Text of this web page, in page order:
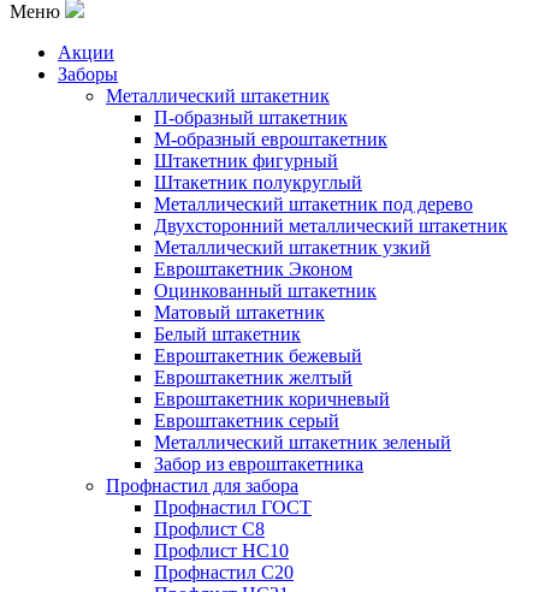
Меню
Акции
Заборы
Металлический штакетник
П-образный штакетник
М-образный евроштакетник
Штакетник фигурный
Штакетник полукруглый
Металлический штакетник под дерево
Двухсторонний металлический штакетник
Металлический штакетник узкий
Евроштакетник Эконом
Оцинкованный штакетник
Матовый штакетник
Белый штакетник
Евроштакетник бежевый
Евроштакетник желтый
Евроштакетник коричневый
Евроштакетник серый
Металлический штакетник зеленый
Забор из евроштакетника
Профнастил для забора
Профнастил ГОСТ
Профлист С8
Профлист НС10
Профнастил С20